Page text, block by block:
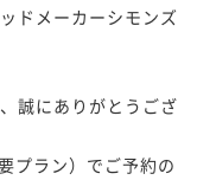
ドメーカーシモンズ
誠にありがとうござ
プラン）でご予約の